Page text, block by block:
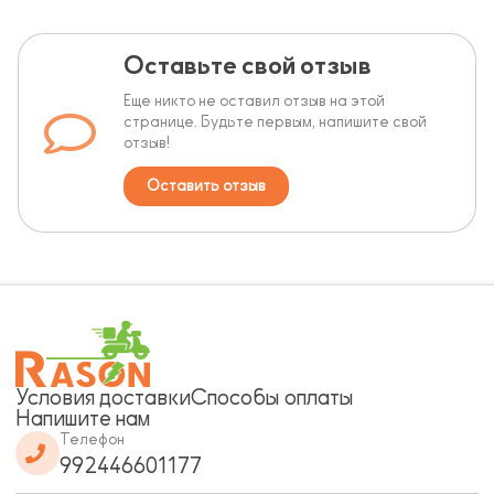
Оставьте свой отзыв
Еще никто не оставил отзыв на этой
странице. Будьте первым, напишите свой
отзыв!
Оставить отзыв
Условия доставкиСпособы оплаты
Напишите нам
Телефон
992446601177